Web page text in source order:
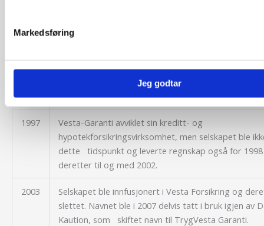
Markedsføring
Jeg godtar
Den allerede påbegynte nedtrapping av
Garanti fortsatte med
bruttopremie ned fra 54,8 mill. kr. i 1991 via 30,4
til 14,2 mill. kr. dette året.
1997
Vesta-Garanti avviklet sin kreditt- og
hypotekforsikringsvirksomhet, men selskapet ble
dette tidspunkt og leverte regnskap også for
deretter til og med 2002.
2003
Selskapet ble innfusjonert i Vesta Forsikring og
slettet. Navnet ble i 2007 delvis tatt i bruk igjen av
Kaution, som skiftet navn til TrygVesta Garanti.